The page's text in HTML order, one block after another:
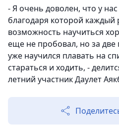
- Я очень доволен, что у
благодаря которой каждый
возможность научиться
еще не пробовал, но за
уже научился плавать на
стараться и ходить, -
летний участник Даулет